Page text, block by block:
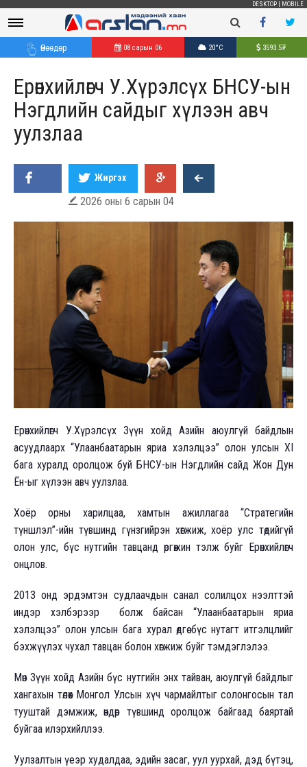
DESKTOP MOBILE
Өнөөдөр 08 сарын 06 20°C 3593.5₮
Ерөнхийлөгч У.Хүрэлсүх БНСУ-ын
Нэгдлийн сайдыг хүлээн авч
уулзлаа
Жиргэх
 2026 оны 6 сарын 04
Ерөнхийлөгч У.Хүрэлсүх Зүүн хойд Азийн аюулгүй байдлын
асуудлаарх “Улаанбаатарын яриа хэлэлцээ” олон улсын XI
бага хуралд оролцож буй БНСУ-ын Нэгдлийн сайд Жон Дун
Ён-ыг хүлээн авч уулзлаа.
Хоёр орны харилцаа, хамтын ажиллагаа “Стратегийн
түншлэл”-ийн түвшинд гүнзгийрэн хөгжиж, хоёр улс төдийгүй
олон улс, бүс нутгийн тавцанд өргөжин тэлж буйг Ерөнхийлөгч
онцлов.
2013 онд эрдэмтэн судлаачдын санал солилцох нээлттэй
индэр хэлбэрээр болж байсан “Улаанбаатарын яриа
хэлэлцээ” олон улсын бага хурал өдгөө бүс нутагт итгэлцлийг
бэхжүүлэх чухал тавцан болон хөгжиж буйг тэмдэглэлээ.
Мөн Зүүн хойд Азийн бүс нутгийн энх тайван, аюулгүй байдлыг
хангахын төлөөх Монгол Улсын хүч чармайлтыг солонгосын тал
тууштай дэмжиж, өндөр түвшинд оролцож байгаад баяртай
буйгаа илэрхийллээ.
Уулзалтын үеэр худалдаа, эдийн засаг, уул уурхай, дэд бүтэц,